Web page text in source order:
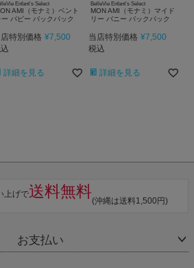
Enfant's Select
AMI（モナミ）ベント
ー パピー バックパック
特別価格 ¥7,500
詳細を見る
BelleVie Enfant's Select
MON AMI（モナミ）マイド
リー バニー バックパック
当店特別価格 ¥7,500
税込
詳細を見る
上げで送料無料
(沖縄は送料1,500円)
お支払い